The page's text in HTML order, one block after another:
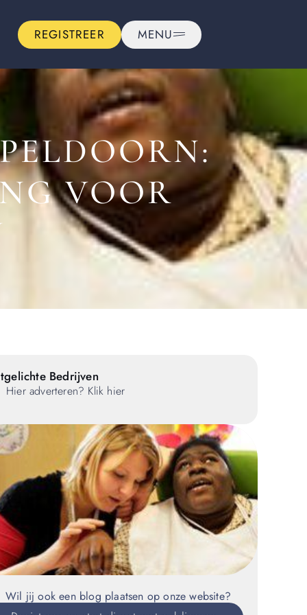
REGISTREER MENU
VOOR
Bedrijven
Hier adverteren? Klik hier
Wil jij ook een blog plaatsen op onze website?